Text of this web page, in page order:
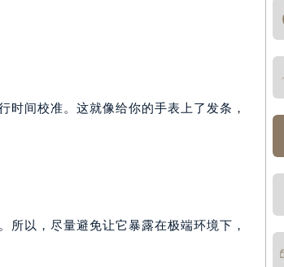
时间校准。这就像给你的手表上了发条，
以，尽量避免让它暴露在极端环境下，